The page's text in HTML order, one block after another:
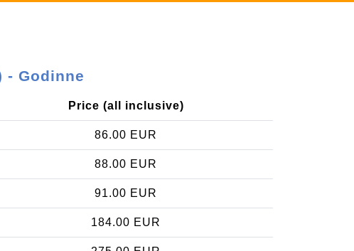
- Godinne
Price (all inclusive)
86.00 EUR
88.00 EUR
91.00 EUR
184.00 EUR